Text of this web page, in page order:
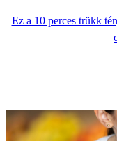
Ez a 10 perces trükk